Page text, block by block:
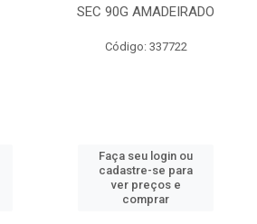
SEC 90G AMADEIRADO
Código: 337722
Faça seu login ou
cadastre-se para
ver preços e
comprar